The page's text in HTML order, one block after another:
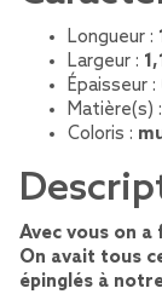
Longueur :
Largeur :
Épaisseur :
Matière(s) :
Coloris :
Avec vous on
On avait tous
épinglés à